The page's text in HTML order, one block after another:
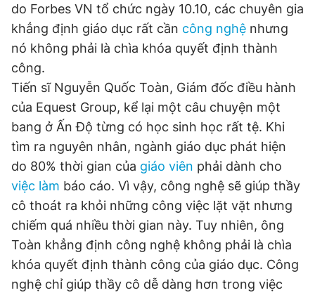
Đọc Thanh Niên trên điện thoại
Theo dõi báo trên
Hotline
0906 645 777
Liên hệ quảng cáo
0908 780 404
Đặt báo Quảng cáo RSS Tòa soạn Chính sách bảo
do Forbes VN tổ chức ngày 10.10, các chuyên gia
khẳng định giáo dục rất cần công nghệ nhưng
nó không phải là chìa khóa quyết định thành
công.
Tiến sĩ Nguyễn Quốc Toàn, Giám đốc điều hành
của Equest Group, kể lại một câu chuyện một
bang ở Ấn Độ từng có học sinh học rất tệ. Khi
tìm ra nguyên nhân, ngành giáo dục phát hiện
do 80% thời gian của giáo viên phải dành cho
việc làm báo cáo. Vì vậy, công nghệ sẽ giúp thầy
cô thoát ra khỏi những công việc lặt vặt nhưng
chiếm quá nhiều thời gian này. Tuy nhiên, ông
Toàn khẳng định công nghệ không phải là chìa
khóa quyết định thành công của giáo dục. Công
nghệ chỉ giúp thầy cô dễ dàng hơn trong việc